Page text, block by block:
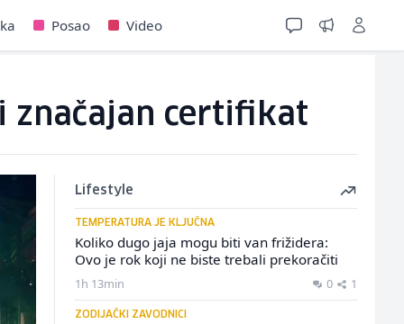
Posao Video
značajan certifikat
Lifestyle
TEMPERATURA JE KLJUČNA
Koliko dugo jaja mogu biti van frižidera:
Ovo je rok koji ne biste trebali prekoračiti
1h 13min 0 1
ZODIJAČKI ZAVODNICI